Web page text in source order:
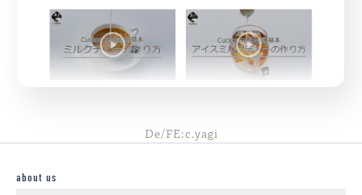
De/FE:c.yagi
about us